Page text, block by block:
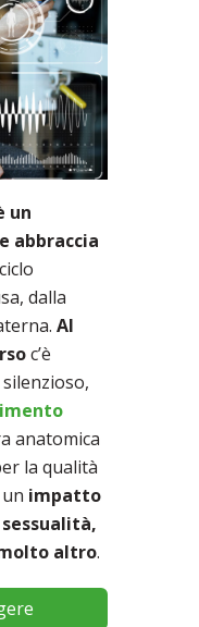
un
abbraccia
dalla
Al
c’è
anatomica
la qualità
impatto
altro.